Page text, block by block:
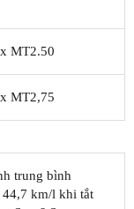
MT2.50
MT2,75
trung bình
km/l khi tắt